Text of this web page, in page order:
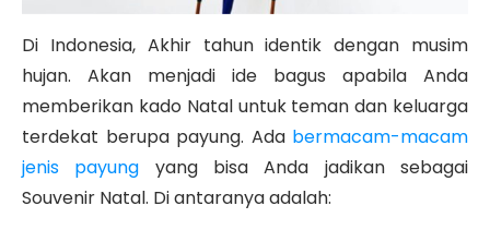
Di Indonesia, Akhir tahun identik dengan musim
hujan. Akan menjadi ide bagus apabila Anda
memberikan kado Natal untuk teman dan keluarga
terdekat berupa payung. Ada bermacam-macam
jenis payung yang bisa Anda jadikan sebagai
Souvenir Natal. Di antaranya adalah: